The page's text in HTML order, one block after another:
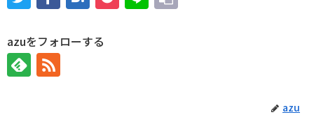
azuをフォローする
azu